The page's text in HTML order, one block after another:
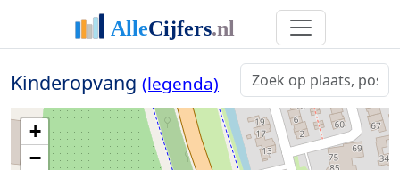
Kinderopvang (legenda)
+
−